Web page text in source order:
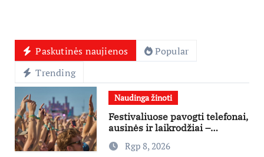
Paskutinės naujienos
Popular
Trending
Naudinga žinoti
Festivaliuose pavogti telefonai,
ausinės ir laikrodžiai –
ekspertai primena apie
didžiausias finansines rizikas
Rgp 8, 2026